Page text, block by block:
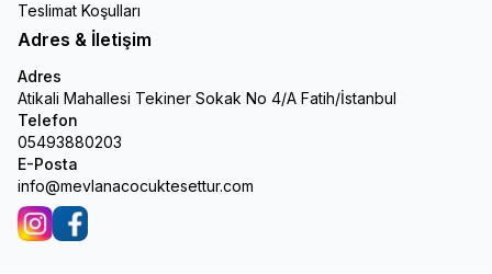
Teslimat Koşulları
Adres & İletişim
Adres
Atikali Mahallesi Tekiner Sokak No 4/A Fatih/İstanbul
Telefon
05493880203
E-Posta
info@mevlanacocuktesettur.com
İnstagramFacebook